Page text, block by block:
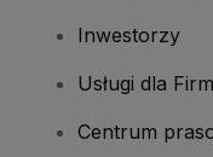
Inwestorzy
Usługi dla Firm
Centrum